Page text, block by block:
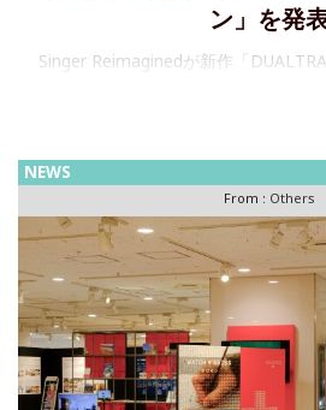
ン」を発
Singer Reimaginedが新作「
ション「DUALTRACK」のローンチ
NEWS
From : Others